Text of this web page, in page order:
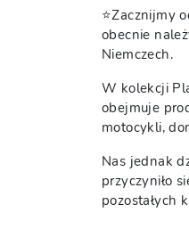
⭐Zacznijmy
obecnie
Niemczech.
W kolekcji
obejmuje
motocykli,
Nas jednak
przyczyniło
pozostałych